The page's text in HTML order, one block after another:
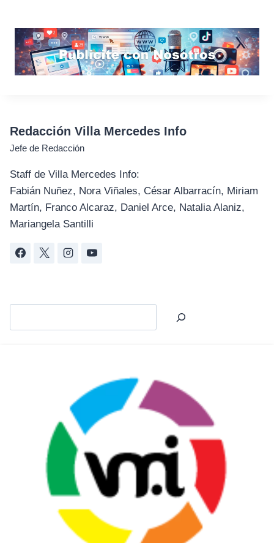
Redacción Villa Mercedes Info
Jefe de Redacción
Staff de Villa Mercedes Info:
Fabián Nuñez, Nora Viñales, César Albarracín, Miriam
Martín, Franco Alcaraz, Daniel Arce, Natalia Alaniz,
Mariangela Santilli